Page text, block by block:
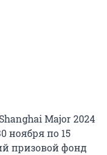
Major 2024
ноября по 15
призовой фонд